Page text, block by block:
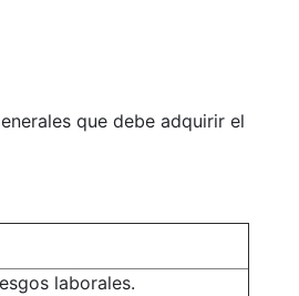
que debe adquirir el
laborales.